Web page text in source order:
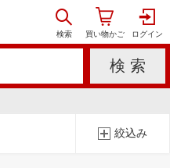
絞込み